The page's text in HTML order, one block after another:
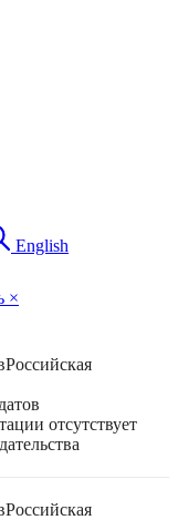
English
×
Российская
отсутствует
Российская